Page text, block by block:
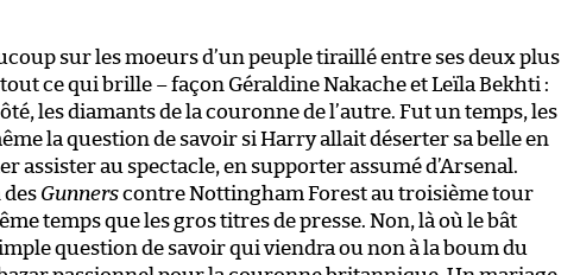
sur les moeurs d’un peuple tiraillé entre ses deux plus
ce qui brille – façon Géraldine Nakache et Leïla Bekhti :
les diamants de la couronne de l’autre. Fut un temps, les
la question de savoir si Harry allait déserter sa belle en
assister au spectacle, en supporter assumé d’Arsenal.
des Gunnerscontre Nottingham Forest au troisième tour
temps que les gros titres de presse. Non, là où le bât
question de savoir qui viendra ou non à la boum du